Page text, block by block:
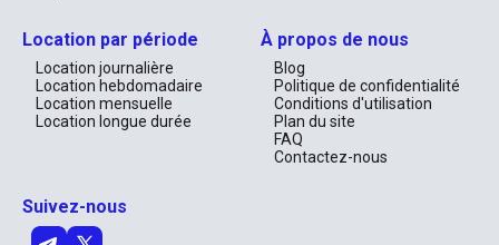
Location par période
Location journalière
Location hebdomadaire
Location mensuelle
Location longue durée
À propos de nous
Blog
Politique de confidentialité
Conditions d'utilisation
Plan du site
FAQ
Contactez-nous
Suivez-nous